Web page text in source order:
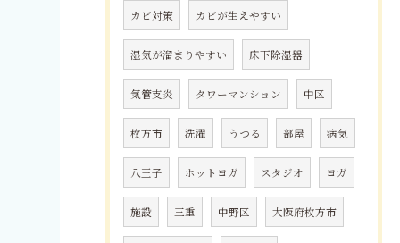
カビ対策 カビが生えやすい
湿気が溜まりやすい 床下除湿器
気管支炎 タワーマンション 中区
枚方市 洗濯 うつる 部屋 病気
八王子 ホットヨガ スタジオ ヨガ
施設 三重 中野区 大阪府枚方市